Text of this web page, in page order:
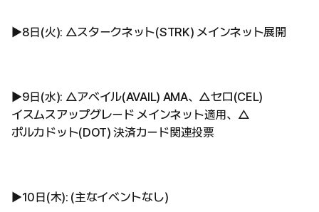
▶︎8日(火): △スタークネット(STRK) メインネット展開
▶︎9日(水): △アベイル(AVAIL) AMA、△セロ(CEL)
イスムスアップグレード メインネット適用、△
ポルカドット(DOT) 決済カード関連投票
▶︎10日(木): (主なイベントなし)